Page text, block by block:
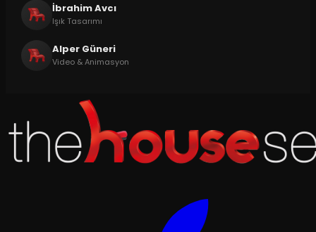
İbrahim Avcı
Işık Tasarımı
Alper Güneri
Video & Animasyon